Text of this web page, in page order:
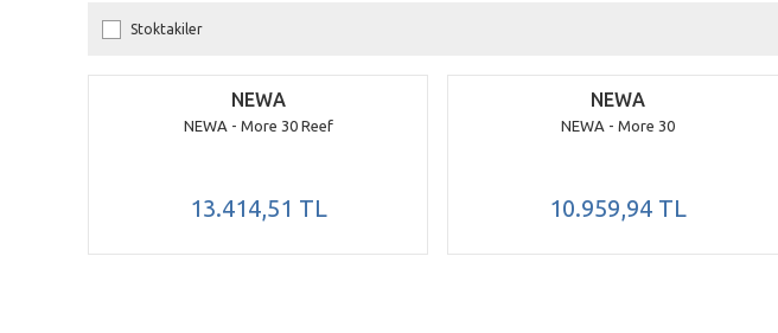
Stoktakiler
NEWA
NEWA - More 30 Reef
13.414,51 TL
NEWA
NEWA - More 30
10.959,94 TL